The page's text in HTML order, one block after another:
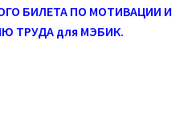
БИЛЕТА ПО МОТИВАЦИИ И
ТРУДА для МЭБИК.